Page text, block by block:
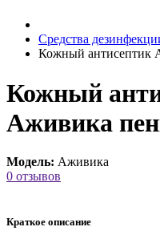
Средства
Кожный антисептик
Кожный
Аживика
Модель: Аживика
0 отзывов
Краткое описание